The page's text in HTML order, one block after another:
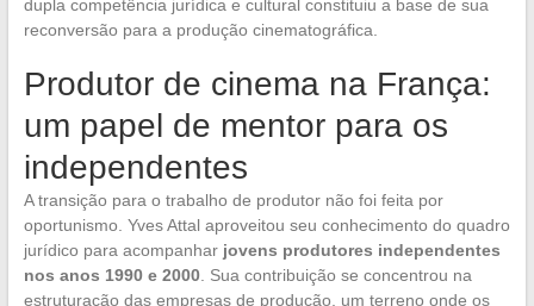
dupla competência jurídica e cultural constituiu a base de sua
reconversão para a produção cinematográfica.
Produtor de cinema na França:
um papel de mentor para os
independentes
A transição para o trabalho de produtor não foi feita por
oportunismo. Yves Attal aproveitou seu conhecimento do quadro
jurídico para acompanhar jovens produtores independentes
nos anos 1990 e 2000. Sua contribuição se concentrou na
estruturação das empresas de produção, um terreno onde os